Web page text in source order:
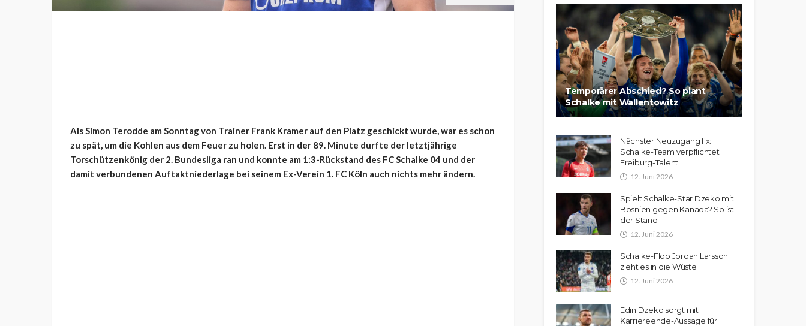
Als Simon Terodde am Sonntag von Trainer Frank Kramer auf den Platz geschickt wurde, war es schon
zu spät, um die Kohlen aus dem Feuer zu holen. Erst in der 89. Minute durfte der letztjährige
Torschützenkönig der 2. Bundesliga ran und konnte am 1:3-Rückstand des FC Schalke 04 und der
damit verbundenen Auftaktniederlage bei seinem Ex-Verein 1. FC Köln auch nichts mehr ändern.
Temporärer Abschied? So plant
Schalke mit Wallentowitz
Nächster Neuzugang fix:
Schalke-Team verpflichtet
Freiburg-Talent
12. Juni 2026
Spielt Schalke-Star Dzeko mit
Bosnien gegen Kanada? So ist
der Stand
12. Juni 2026
Schalke-Flop Jordan Larsson
zieht es in die Wüste
12. Juni 2026
Edin Dzeko sorgt mit
Karriereende-Aussage für